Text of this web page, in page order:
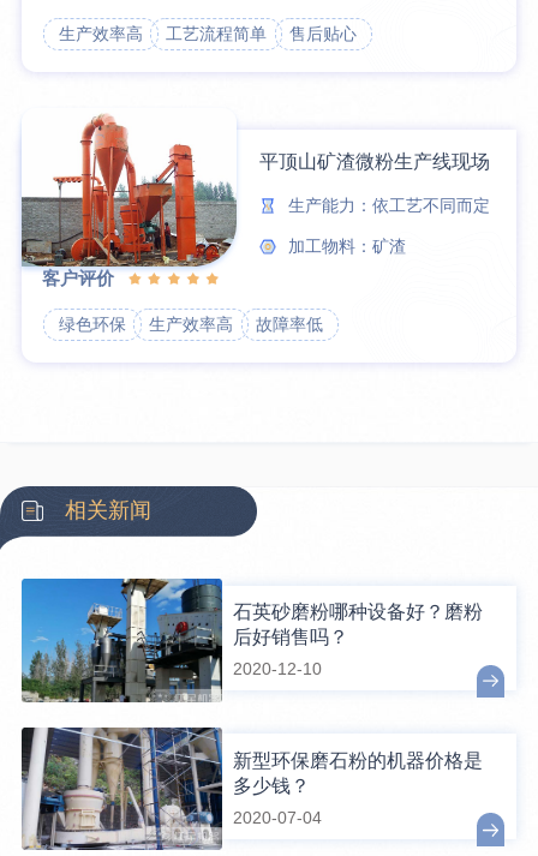
生产效率高 工艺流程简单 售后贴心
平顶山矿渣微粉生产线现场
生产能力：依工艺不同而定
加工物料：矿渣
客户评价
绿色环保 生产效率高 故障率低
相关新闻
石英砂磨粉哪种设备好？磨粉
后好销售吗？
2020-12-10
新型环保磨石粉的机器价格是
多少钱？
2020-07-04